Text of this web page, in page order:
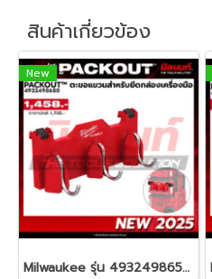
สินค้าเกี่ยวข้อง
New
Milwaukee รุ่น 4932498650 PACKOUT™ ตะขอแขวนสำหรับยึดกล่องเครื่องมือ รหัส 4932498650